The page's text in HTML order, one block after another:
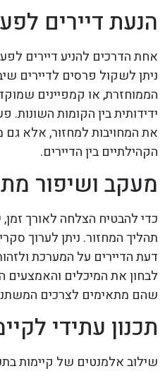
הנעת דיירים
אחת הדרכים להניע דיירים
ניתן לשקול פרסים לדיירים
הממוחזרת, או קמפיינים
ידידותית בין הקומות השונות.
את המחויבות למחזור, אלא
הקהילתיים בין הדיירים.
מעקב ושיפור
כדי להבטיח הצלחה לאורך
תהליך המחזור. ניתן לערוך
דעת הדיירים על המערכת
לבחון את המיכלים והאמצעים
שהם מתאימים לצרכים
תכנון עתידי
שילוב אלמנטים של קיימות